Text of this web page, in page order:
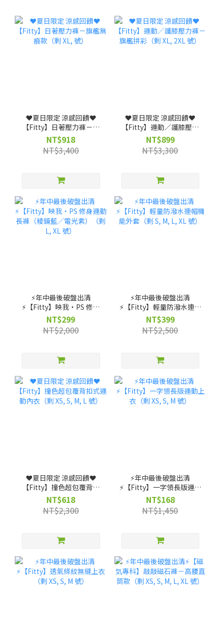
❤️夏日限定 涼感回饋❤️
【Fitty】日著壓力褲－旗
艦無痕款（剩 XL, 號）
NT$918
NT$3,400
❤️夏日限定 涼感回饋❤️
【Fitty】運動／護膝壓力
褲－旗艦拼彩（剩 XL, 2XL
號）
NT$899
NT$3,300
⚡️年中最後破盤出清
⚡️【Fitty】映我・PS 修身
運動長褲（稜鏡藍／電光
紫）（剩 L, XL 號）
NT$299
NT$2,000
⚡️年中最後破盤出清
⚡️【Fitty】輕量防潑水連帽
機能外套（剩 S, M, L, XL
號）
NT$399
NT$2,500
❤️夏日限定 涼感回饋❤️
【Fitty】撞色超包覆背扣
式運動內衣（剩 XS, S, M, L
號）
NT$618
NT$2,300
⚡️年中最後破盤出清
⚡️【Fitty】一字領長版運動
上衣（剩 XS, S, M 號）
NT$168
NT$1,450